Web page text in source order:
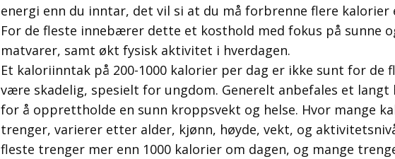
energi enn du inntar, det vil si at du må forbrenne flere kalorier
For de fleste innebærer dette et kosthold med fokus på sunne
matvarer, samt økt fysisk aktivitet i hverdagen.
Et kaloriinntak på 200-1000 kalorier per dag er ikke sunt for de
være skadelig, spesielt for ungdom. Generelt anbefales et langt
for å opprettholde en sunn kroppsvekt og helse. Hvor mange
trenger, varierer etter alder, kjønn, høyde, vekt, og
fleste trenger mer enn 1000 kalorier om dagen, og mange